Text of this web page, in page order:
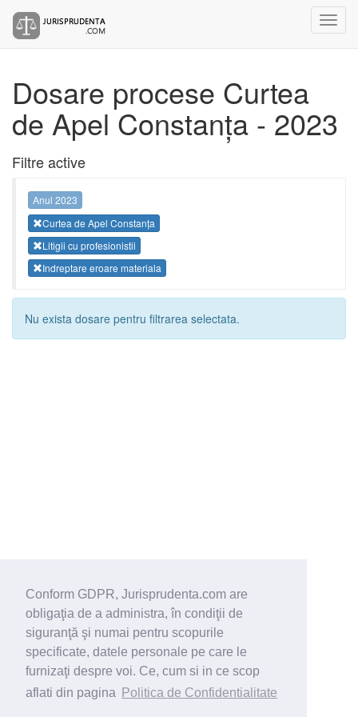
Conform GDPR, Jurisprudenta.com are
obligaţia de a administra, în condiţii de
siguranţă şi numai pentru scopurile
specificate, datele personale pe care le
furnizaţi despre voi. Ce, cum si in ce scop
aflati din pagina
Politica de Confidentialitate
Dosare procese Curtea
de Apel Constanța - 2023
Filtre active
Anul 2023
Curtea de Apel Constanța
Litigii cu profesionistii
Indreptare eroare materiala
Nu exista dosare pentru filtrarea selectata.